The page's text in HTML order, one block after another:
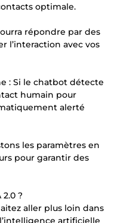
optimale.
répondre par des
l’interaction avec vos
: Si le chatbot détecte
humain pour
alerté
les paramètres en
pour garantir des
?
aller plus loin dans
artificielle